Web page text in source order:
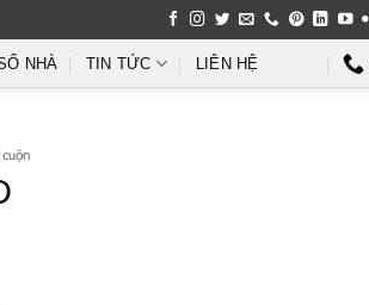
NHÀ TIN TỨC LIÊN HỆ